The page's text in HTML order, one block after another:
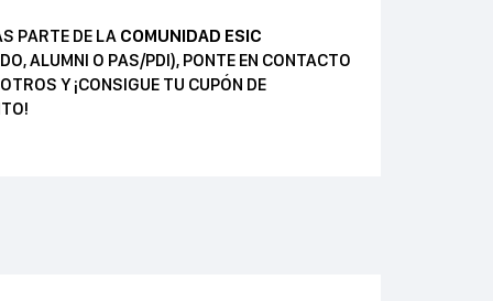
PARTE DE LA COMUNIDAD ESIC
ALUMNI O PAS/PDI), PONTE EN CONTACTO
Y ¡CONSIGUE TU CUPÓN DE